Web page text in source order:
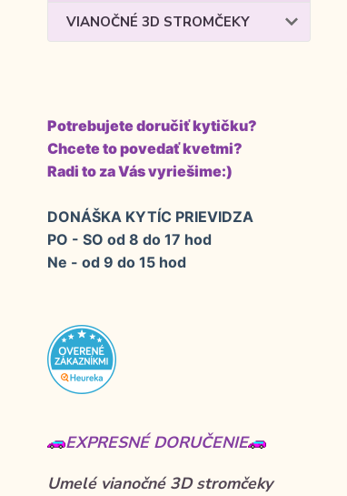
VIANOČNÉ 3D STROMČEKY
Potrebujete doručiť kytičku?
Chcete to povedať kvetmi?
Radi to za Vás vyriešime:)
DONÁŠKA KYTÍC PRIEVIDZA
PO - SO od 8 do 17 hod
Ne - od 9 do 15 hod
EXPRESNÉ DORUČENIE
Umelé vianočné 3D stromčeky